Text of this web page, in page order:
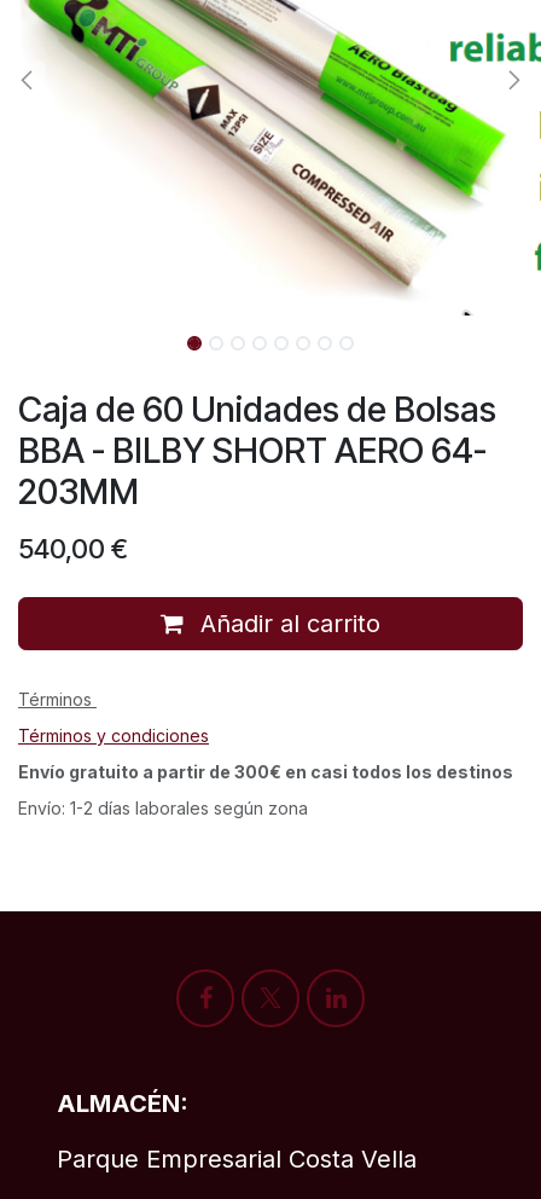
Caja de 60 Unidades de Bolsas
BBA - BILBY SHORT AERO 64-
203MM
540,00 €
Añadir al carrito
Términos
Términos y condiciones
Envío gratuito a partir de 300€ en casi todos los destinos
Envío: 1-2 días laborales según zona
ALMACÉN:
Parque Empresarial Costa Vella